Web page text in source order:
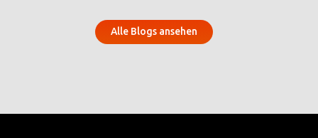
Alle Blogs ansehen